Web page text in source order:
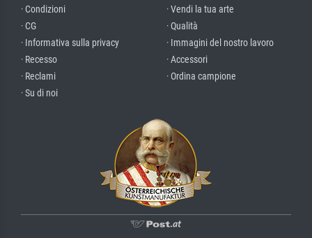
· Condizioni
· CG
· Informativa sulla privacy
· Recesso
· Reclami
· Su di noi
· Vendi la tua arte
· Qualità
· Immagini del nostro lavoro
· Accessori
· Ordina campione